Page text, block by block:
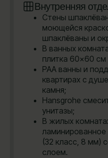
Внутренняя
Стены
моющейся
шпаклёваны и
В ванных
плитка 60×60 см
PAA ванны и
квартирах с
камня;
Hansgrohe
унитазы;
В жилых
(32 класс, 8 мм)
слоем.